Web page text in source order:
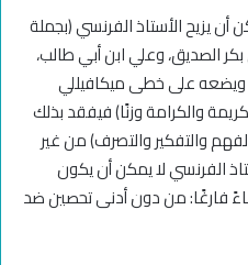
أن يزيح الأستاذ الفرنسي (بجملة
الصديق، وعلي ابن أبي طالب،
ويضعه على خطى ميكافيللي
والكرامة وزنًا) فيفقد بذلك
والتفكير والتصرف) من غير
الفرنسي لا يمكن أن يكون
فارغًا: من دون أدنى تحصين ضد